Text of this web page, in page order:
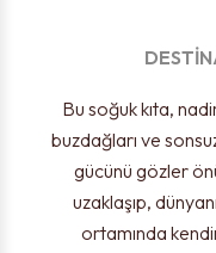
Bu soğuk kıta,
buzdağları ve
gücünü gözler
uzaklaşıp,
ortamında